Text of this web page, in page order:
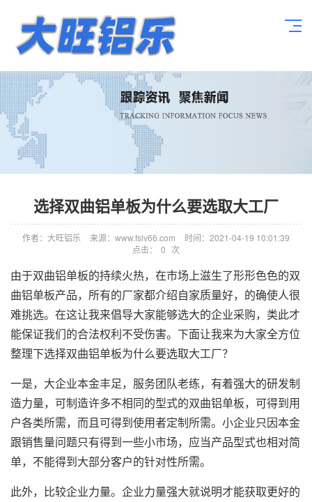
选择双曲铝单板为什么要选取大工厂
作者：大旺铝乐 来源：www.fslv66.com
时间：2021-04-19 10:01:39
点击：
0 次
由于双曲铝单板的持续火热，在市场上滋生了形形色色的双
曲铝单板产品，所有的厂家都介绍自家质量好，的确使人很
难挑选。在这让我来倡导大家能够选大的企业采购，类此才
能保证我们的合法权利不受伤害。下面让我来为大家全方位
整理下选择双曲铝单板为什么要选取大工厂？
一是，大企业本金丰足，服务团队老练，有着强大的研发制
造力量，可制造许多不相同的型式的双曲铝单板，可得到用
户各类所需，而且可得到使用者定制所需。小企业只因本金
跟销售量问题只有得到一些小市场，应当产品型式也相对简
单，不能得到大部分客户的针对性所需。
此外，比较企业力量。企业力量强大就说明才能获取更好的